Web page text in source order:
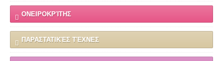
ΟΝΕΙΡΟΚΡΊΤΗΣ
ΠΑΡΑΣΤΑΤΙΚΈΣ ΤΈΧΝΕΣ